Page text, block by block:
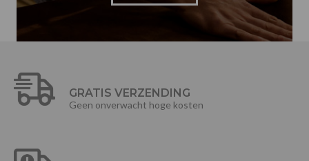
GRATIS VERZENDING
Geen onverwacht hoge kosten